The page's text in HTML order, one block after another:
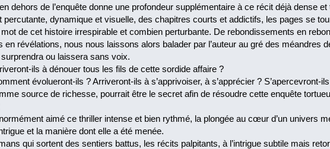
dehors de l’enquête donne une profondeur supplémentaire à ce récit déjà dense
percutante, dynamique et visuelle, des chapitres courts et addictifs, les pages se
de cet histoire irrespirable et combien perturbante. De rebondissements en
en révélations, nous nous laissons alors balader par l’auteur au gré des méandres
ou laissera sans voix.
ils à dénouer tous les fils de cette sordide affaire ?
évolueront-ils ? Arriveront-ils à s’apprivoiser, à s’apprécier ? S’apercevront-
source de richesse, pourrait être le secret afin de résoudre cette enquête
aimé ce thriller intense et bien rythmé, la plongée au cœur d’un univers
et la manière dont elle a été menée.
qui sortent des sentiers battus, les récits palpitants, à l’intrigue subtile mais